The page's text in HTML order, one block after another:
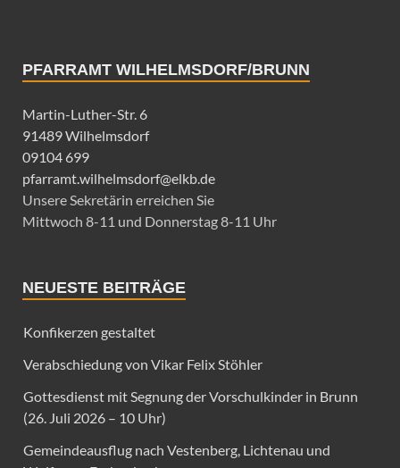
PFARRAMT WILHELMSDORF/BRUNN
Martin-Luther-Str. 6
91489 Wilhelmsdorf
09104 699
pfarramt.wilhelmsdorf@elkb.de
Unsere Sekretärin erreichen Sie
Mittwoch 8-11 und Donnerstag 8-11 Uhr
NEUESTE BEITRÄGE
Konfikerzen gestaltet
Verabschiedung von Vikar Felix Stöhler
Gottesdienst mit Segnung der Vorschulkinder in Brunn
(26. Juli 2026 – 10 Uhr)
Gemeindeausflug nach Vestenberg, Lichtenau und